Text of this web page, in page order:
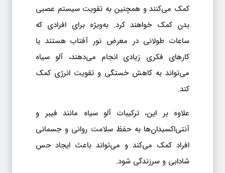
کمک می‌کنند و همچنین به تقویت سیستم عصبی
بدن کمک خواهند کرد. به‌ویژه برای افرادی که
ساعات طولانی در معرض نور آفتاب هستند یا
کارهای فکری زیادی انجام می‌دهند، آلو سیاه
می‌تواند به کاهش خستگی و تقویت انرژی کمک
کند.
علاوه بر این، ترکیبات آلو سیاه مانند فیبر و
آنتی‌اکسیدان‌ها به حفظ سلامت روانی و جسمانی
افراد کمک می‌کند و می‌تواند باعث ایجاد حس
شادابی و سرزندگی شود.